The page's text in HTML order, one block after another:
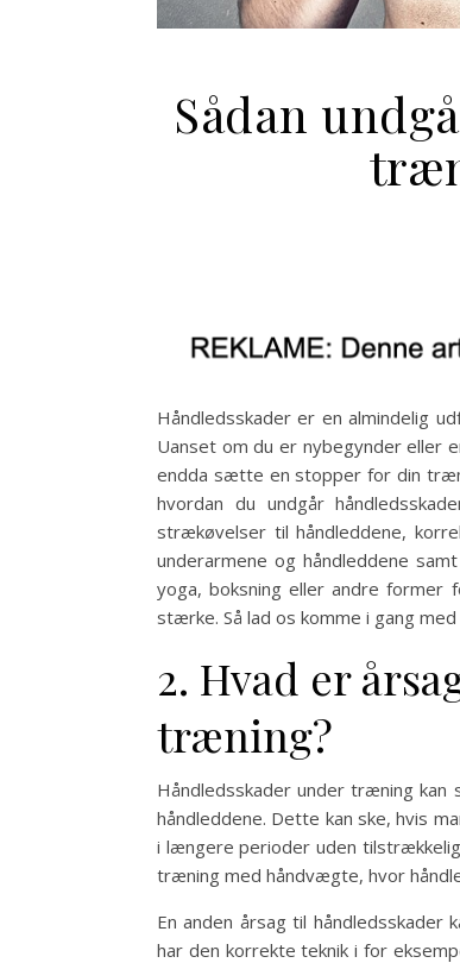
Sådan
Håndledsskader er en almindelig
Uanset om du er nybegynder eller
endda sætte en stopper for din
hvordan du undgår
strækøvelser til håndleddene,
underarmene og håndleddene
yoga, boksning eller andre
stærke. Så lad os komme i gang
2. Hvad er
træning?
Håndledsskader under træning
håndleddene. Dette kan ske, hvis
i længere perioder uden
træning med håndvægte, hvor
En anden årsag til
har den korrekte teknik i for